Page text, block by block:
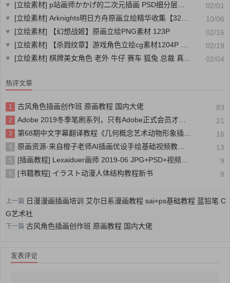
♥
[立绘素材] p站画师かかげ的二次元插画 PSD细分层立绘素材
02/01
♥
[立绘素材] Arknights明日方舟原画立绘精华收集【324P】 CG88艺术社原画资源
10/06
♥
[立绘素材] 【幻想战姬】原画立绘PNG素材 123P
02/16
♥
[立绘素材] 【杀戮纹章】游戏角色立绘cg素材1204P 245M
02/19
♥
[立绘素材] 棋牌美女角色 老外 牛仔 赛车 狐兔 总裁 真人 PNG立绘素材 02/04
热评文章
1 古风角色插画创作班 原画教程 国内大佬 83
2 Adobe 2019冬季笔刷系列，只有Adobe正式会员才能拥有的笔刷 21
3 第68期中文字幕翻译教程《几何概念艺术动物形象插画绘制训练视频教程》 16
4 原画资源-来自橙子老师AI插画优设手绘基础视频教程素材杂志CG88分享 13
5 [插画教程] Lexaiduer画师 2019-06 JPG+PSD+视频+NSFW CG插画 9
6 [书籍教程] イラスト动漫人体结构教程新书 8
上一篇 日漫漫画插画培训 艾尔日系漫画教程 sai+ps基础教程 蓝铅笔 C
G艺术社
下一篇 古风角色插画创作班 原画教程 国内大佬
发表评论